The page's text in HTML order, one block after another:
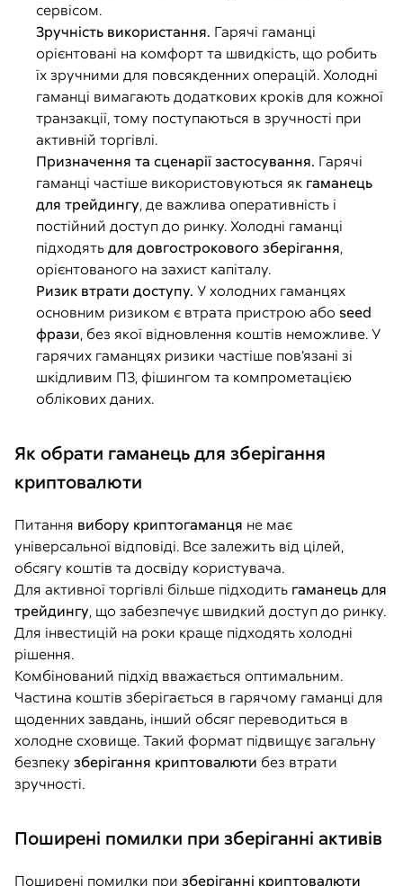
сервісом.
Зручність використання. Гарячі гаманці
орієнтовані на комфорт та швидкість, що робить
їх зручними для повсякденних операцій. Холодні
гаманці вимагають додаткових кроків для кожної
транзакції, тому поступаються в зручності при
активній торгівлі.
Призначення та сценарії застосування. Гарячі
гаманці частіше використовуються як гаманець
для трейдингу, де важлива оперативність і
постійний доступ до ринку. Холодні гаманці
підходятьдля довгострокового зберігання,
орієнтованого на захист капіталу.
Ризик втрати доступу. У холодних гаманцях
основним ризиком є втрата пристрою або seed
фрази, без якої відновлення коштів неможливе. У
гарячих гаманцях ризики частіше пов’язані зі
шкідливим ПЗ, фішингом та компрометацією
облікових даних.
Як обрати гаманець для зберігання
криптовалюти
Питання вибору криптогаманця не має
універсальної відповіді. Все залежить від цілей,
обсягу коштів та досвіду користувача.
Для активної торгівлі більше підходить гаманець для
трейдингу, що забезпечує швидкий доступ до ринку.
Для інвестицій на роки краще підходять холодні
рішення.
Комбінований підхід вважається оптимальним.
Частина коштів зберігається в гарячому гаманці для
щоденних завдань, інший обсяг переводиться в
холодне сховище. Такий формат підвищує загальну
безпеку зберігання криптовалюти без втрати
зручності.
Поширені помилки при зберіганні активів
Поширені помилки при зберіганні криптовалюти